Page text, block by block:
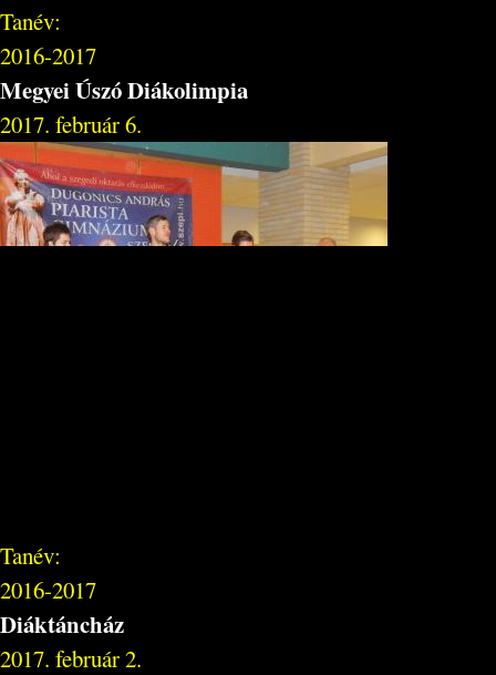
Tanév:
2016-2017
Megyei Úszó Diákolimpia
2017. február 6.
Tanév:
2016-2017
Diáktáncház
2017. február 2.